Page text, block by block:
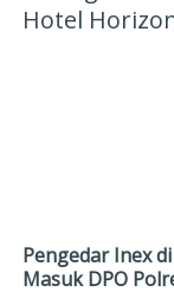
Pengedar Inex
Masuk DPO